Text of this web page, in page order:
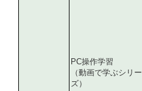
PC操作学習
（動画で学ぶシリー
ズ）